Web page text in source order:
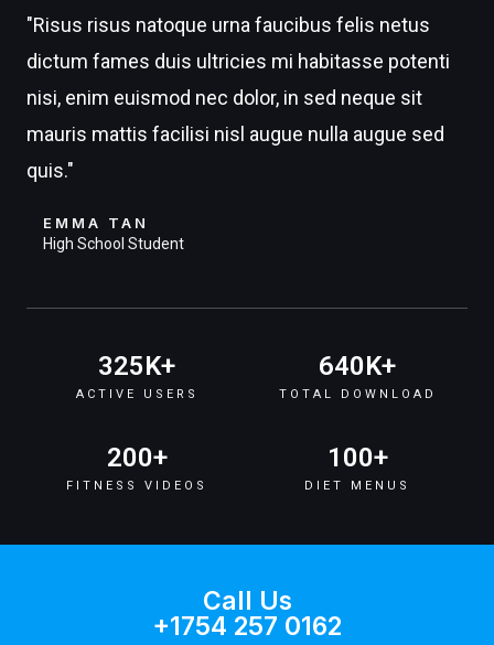
8
/
5
"Risus risus natoque urna faucibus felis netus
dictum fames duis ultricies mi habitasse potenti
nisi, enim euismod nec dolor, in sed neque sit
mauris mattis facilisi nisl augue nulla augue sed
quis."
EMMA TAN
High School Student
325K+
ACTIVE USERS
640K+
TOTAL DOWNLOAD
200+
FITNESS VIDEOS
100+
DIET MENUS
Call Us
+1754 257 0162